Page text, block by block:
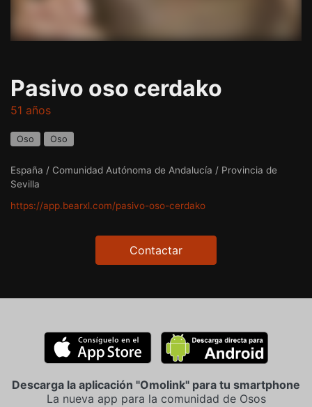
Pasivo oso cerdako
51 años
Oso Oso
España / Comunidad Autónoma de Andalucía / Provincia de
Sevilla
https://app.bearxl.com/pasivo-oso-cerdako
Contactar
Descarga la aplicación "Omolink" para tu smartphone
La nueva app para la comunidad de Osos